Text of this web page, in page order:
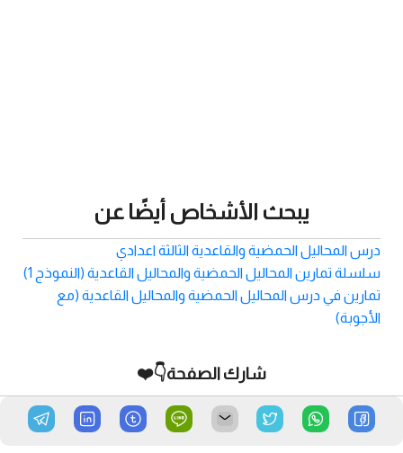
يبحث الأشخاص أيضًا عن
درس المحاليل الحمضية والقاعدية الثالثة اعدادي
سلسلة تمارين المحاليل الحمضية والمحاليل القاعدية (النموذج 1)
تمارين في درس المحاليل الحمضية والمحاليل القاعدية (مع
الأجوبة)
شارك الصفحة👇❤️